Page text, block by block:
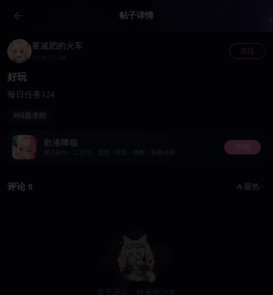
帖子详情
要减肥的火车
关注
好玩
每日任务124
#问题求助
欲洛降临
射击RPG · 二次元 · 后宫 · 巨乳 · 调教 · 策略游戏
详情
评论 0 最热